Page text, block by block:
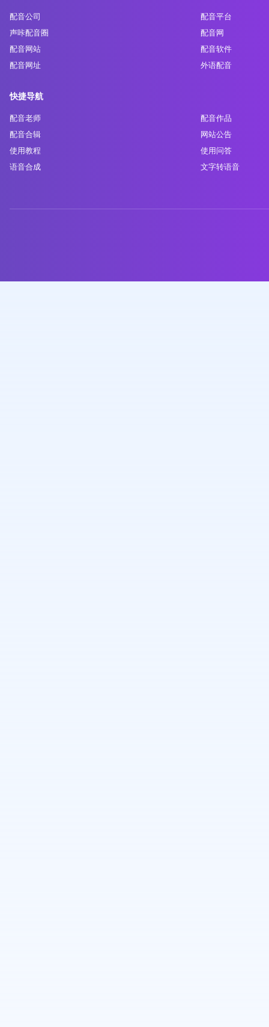
配音公司
配音平台
声咔配音圈
配音网
配音网站
配音软件
配音网址
外语配音
快捷导航
配音老师
配音作品
配音合辑
网站公告
使用教程
使用问答
语音合成
文字转语音